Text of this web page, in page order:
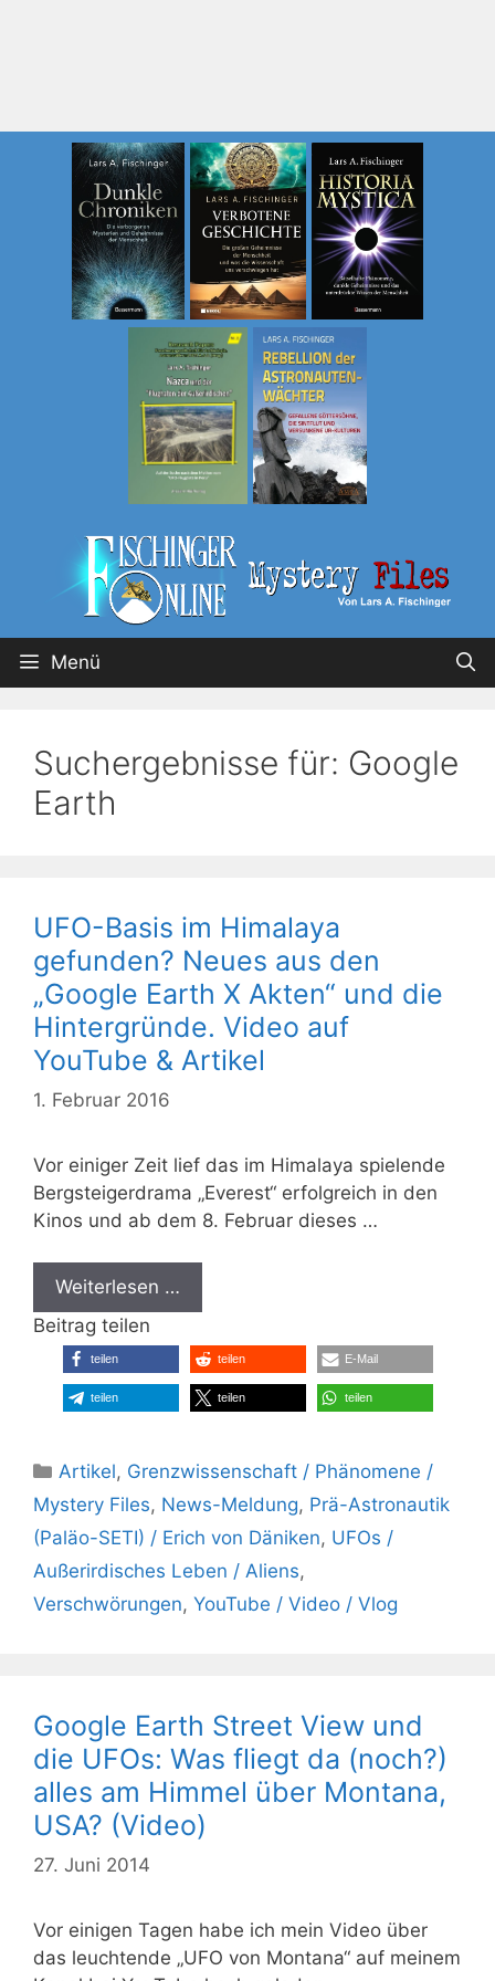
Menü
Suchergebnisse für: Google
Earth
UFO-Basis im Himalaya
gefunden? Neues aus den
„Google Earth X Akten“ und die
Hintergründe. Video auf
YouTube & Artikel
1. Februar 2016
Vor einiger Zeit lief das im Himalaya spielende
Bergsteigerdrama „Everest“ erfolgreich in den
Kinos und ab dem 8. Februar dieses …
Weiterlesen …
Beitrag teilen
teilen teilen E-Mail
teilen teilen teilen
Kategorien
Artikel, Grenzwissenschaft / Phänomene /
Mystery Files, News-Meldung, Prä-Astronautik
(Paläo-SETI) / Erich von Däniken, UFOs /
Außerirdisches Leben / Aliens,
Verschwörungen, YouTube / Video / Vlog
Google Earth Street View und
die UFOs: Was fliegt da (noch?)
alles am Himmel über Montana,
USA? (Video)
27. Juni 2014
Vor einigen Tagen habe ich mein Video über
das leuchtende „UFO von Montana“ auf meinem